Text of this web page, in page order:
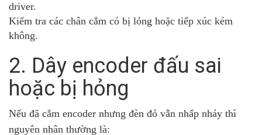
driver.
Kiểm tra các chân cắm có bị lỏng hoặc tiếp xúc kém
không.
2. Dây encoder đấu sai
hoặc bị hỏng
Nếu đã cắm encoder nhưng đèn đỏ vẫn nhấp nháy thì
nguyên nhân thường là: